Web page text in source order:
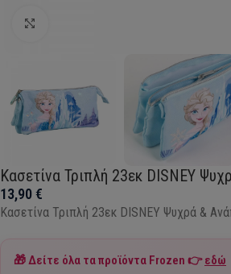
Κασετίνα Τριπλή 23εκ DISNEY
13,90€
Κασετίνα Τριπλή 23εκ DISNEY Ψυχρά &
🎁 Δείτε όλα τα προϊόντα Frozen 👉εδώ